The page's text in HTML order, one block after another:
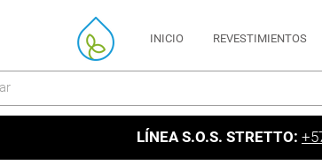
INICIO REVESTIMIENTOS
LÍNEA S.O.S. STRETTO: